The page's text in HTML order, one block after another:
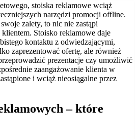
stoiska reklamowe wciąż
narzędzi promocji offline.
zalety, to nic nie zastąpi
Stoisko reklamowe daje
kontaktu z odwiedzającymi,
zaprezentować ofertę, ale również
prezentacje czy umożliwić
zaangażowanie klienta w
i wciąż nieosiągalne przez
– które